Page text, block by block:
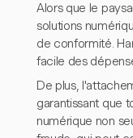
Alors que le
solutions
de conformité.
facile des
De plus,
garantissant que
numérique non